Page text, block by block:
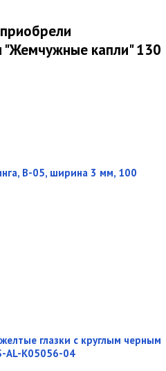
"Жемчужные капли" 130
B-05, ширина 3 мм, 100
глазки с круглым черным
AL-K05056-04